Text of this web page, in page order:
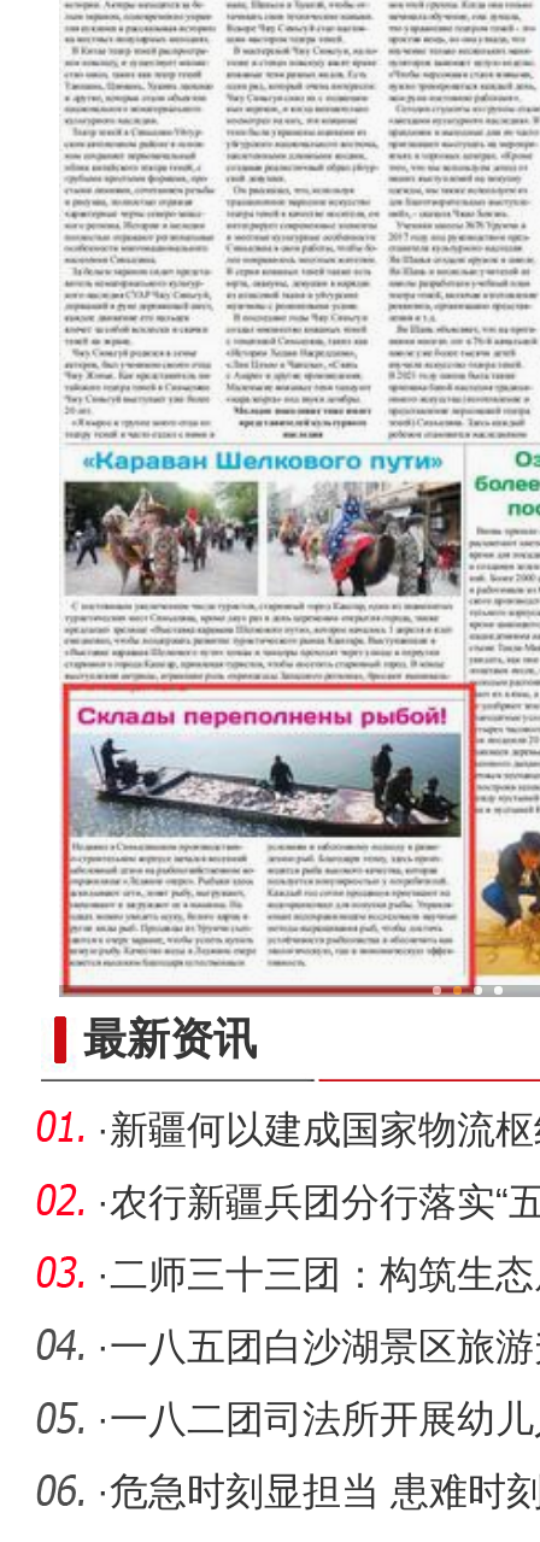
最新资讯
·新疆何以建成国家物流
者“把脉会
·农行新疆兵团分行落实“
育走
·二师三十三团：构筑生
·一八五团白沙湖景区旅
·一八二团司法所开展幼
承担专题
·危急时刻显担当 患难时